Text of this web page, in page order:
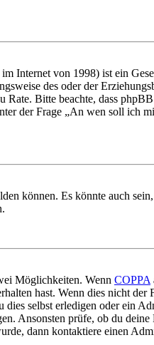
Internet von 1998) ist ein
des oder der
Bitte beachte, dass
der Frage „An wen soll ich
können. Es könnte auch
Möglichkeiten. Wenn COPPA
hast. Wenn dies nicht der
selbst erledigen oder ein
Ansonsten prüfe, ob du
dann kontaktiere einen